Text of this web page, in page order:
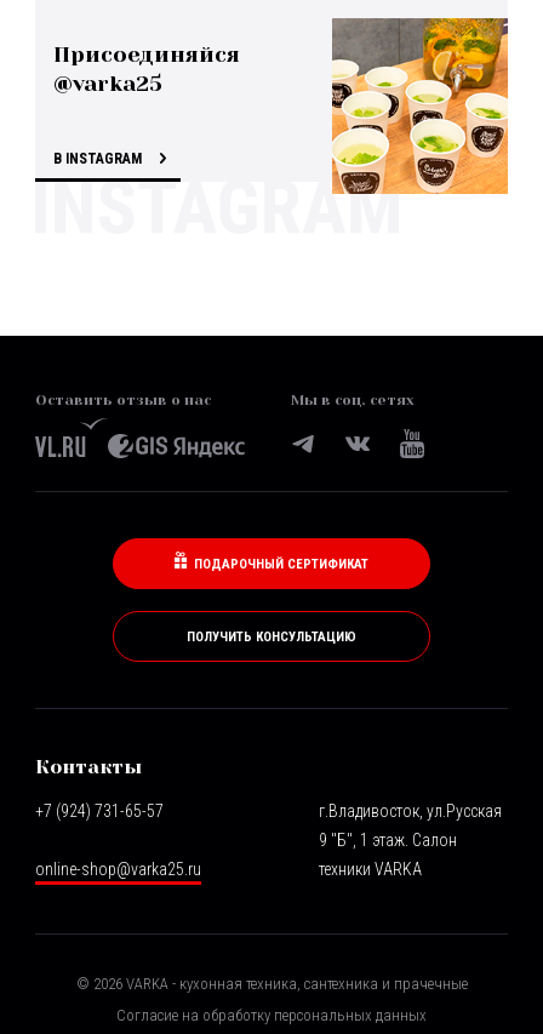
Присоединяйся
@varka25
В INSTAGRAM
Оставить отзыв о нас Мы в соц. сетях
ПОДАРОЧНЫЙ СЕРТИФИКАТ
ПОЛУЧИТЬ КОНСУЛЬТАЦИЮ
Контакты
+7 (924) 731-65-57
online-shop@varka25.ru
г.Владивосток, ул.Русская
9 "Б", 1 этаж. Салон
техники VARKA
© 2026VARKA - кухонная техника, сантехника и прачечные
Согласие на обработку персональных данных